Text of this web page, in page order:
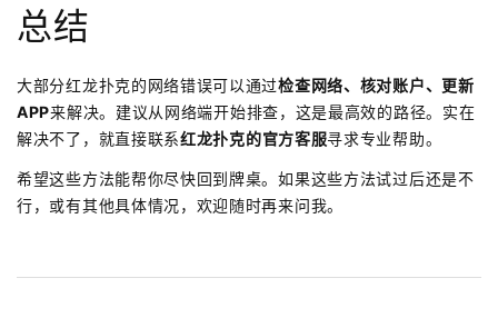
总结
大部分红龙扑克的网络错误可以通过检查网络、核对账户、更新
APP来解决。建议从网络端开始排查，这是最高效的路径。实在
解决不了，就直接联系红龙扑克的官方客服寻求专业帮助。
希望这些方法能帮你尽快回到牌桌。如果这些方法试过后还是不
行，或有其他具体情况，欢迎随时再来问我。